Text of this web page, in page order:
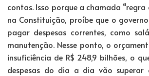
contas. Isso porque a chamada “regra
na Constituição, proíbe que o
pagar despesas correntes, como
manutenção. Nesse ponto, o
insuficiência de R$ 248,9 bilhões, o
despesas do dia a dia vão superar